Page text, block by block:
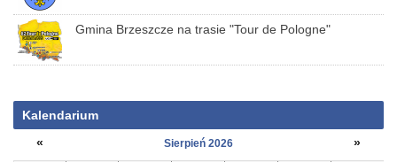
Gmina Brzeszcze na trasie "Tour de Pologne"
Kalendarium
«
Sierpień 2026
»